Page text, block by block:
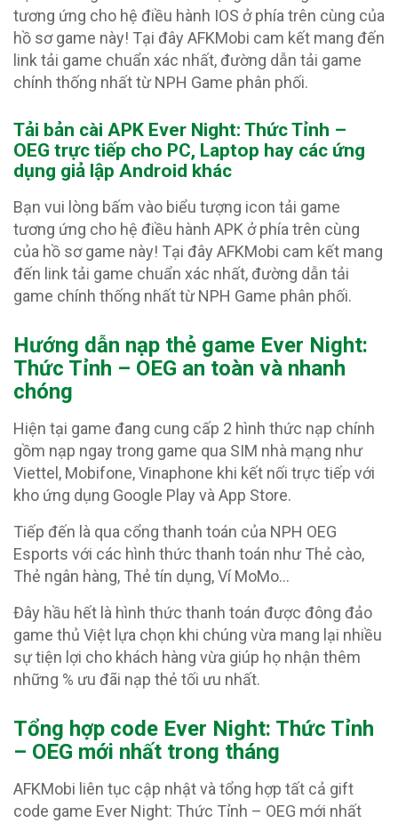
tương ứng cho hệ điều hành IOS ở phía trên cùng của
hồ sơ game này! Tại đây AFKMobi cam kết mang đến
link tải game chuẩn xác nhất, đường dẫn tải game
chính thống nhất từ NPH Game phân phối.
Tải bản cài APK Ever Night: Thức Tỉnh –
OEG trực tiếp cho PC, Laptop hay các ứng
dụng giả lập Android khác
Bạn vui lòng bấm vào biểu tượng icon tải game
tương ứng cho hệ điều hành APK ở phía trên cùng
của hồ sơ game này! Tại đây AFKMobi cam kết mang
đến link tải game chuẩn xác nhất, đường dẫn tải
game chính thống nhất từ NPH Game phân phối.
Hướng dẫn nạp thẻ game Ever Night:
Thức Tỉnh – OEG an toàn và nhanh
chóng
Hiện tại game đang cung cấp 2 hình thức nạp chính
gồm nạp ngay trong game qua SIM nhà mạng như
Viettel, Mobifone, Vinaphone khi kết nối trực tiếp với
kho ứng dụng Google Play và App Store.
Tiếp đến là qua cổng thanh toán của NPH OEG
Esports với các hình thức thanh toán như Thẻ cào,
Thẻ ngân hàng, Thẻ tín dụng, Ví MoMo…
Đây hầu hết là hình thức thanh toán được đông đảo
game thủ Việt lựa chọn khi chúng vừa mang lại nhiều
sự tiện lợi cho khách hàng vừa giúp họ nhận thêm
những % ưu đãi nạp thẻ tối ưu nhất.
Tổng hợp code Ever Night: Thức Tỉnh
– OEG mới nhất trong tháng
AFKMobi liên tục cập nhật và tổng hợp tất cả gift
code game Ever Night: Thức Tỉnh – OEG mới nhất